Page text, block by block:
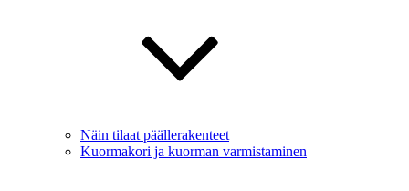
Näin tilaat päällerakenteet
Kuormakori ja kuorman varmistaminen